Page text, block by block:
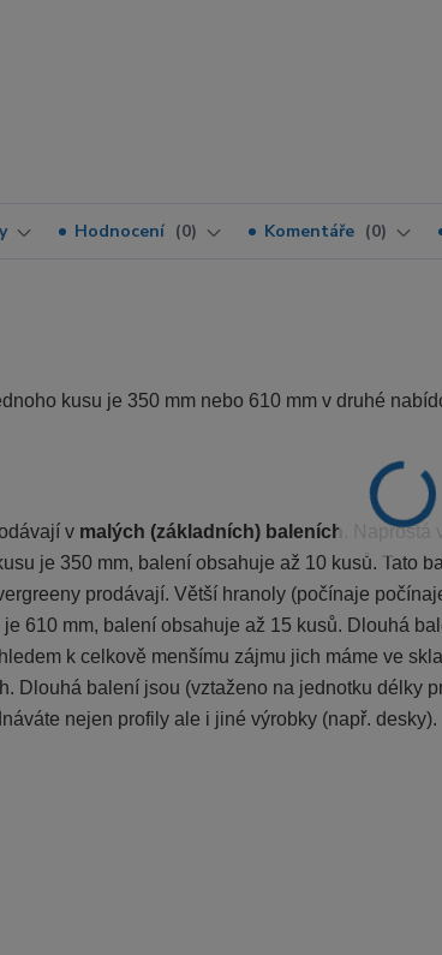
Hodnocení 0 Komentáře 0
kusu je 350 mm nebo 610 mm v druhé
v malých (základních) baleních
.
je 350 mm, balení obsahuje až 10 kusů. Tato
prodávají. Větší hranoly (počínaje
610 mm, balení obsahuje až 15 kusů. Dlouhá
k celkově menšímu zájmu jich máme ve
Dlouhá balení jsou (vztaženo na jednotku délky
nejen profily ale i jiné výrobky (např. desky).